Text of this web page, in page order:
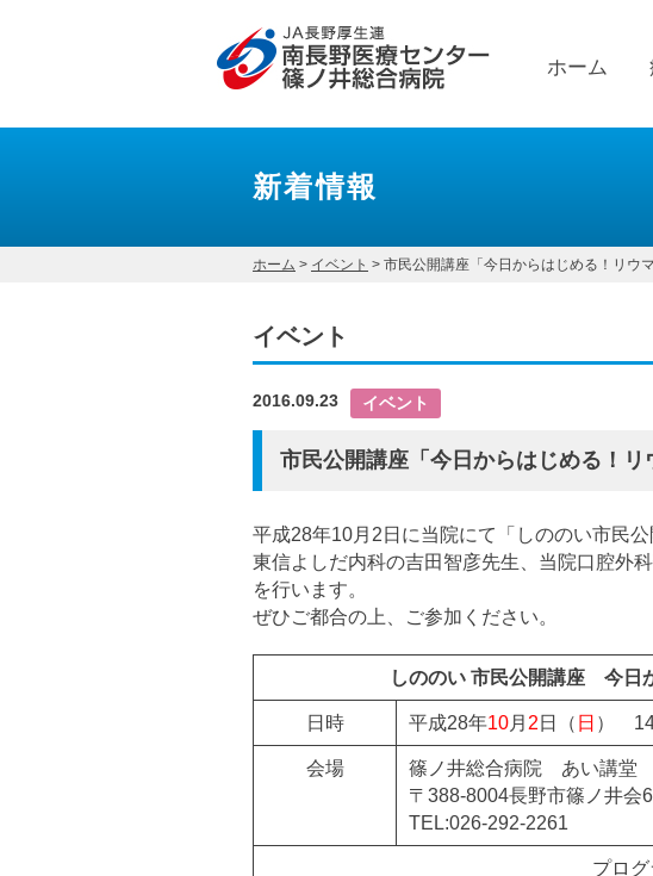
ホーム
新着情報
ホーム > イベント > 市民公開講座「今日からはじめる！リウ
イベント
2016.09.23 イベント
市民公開講座「今日からはじめる！
平成28年10月2日に当院にて「しののい市民公
東信よしだ内科の吉田智彦先生、当院口腔外
を行います。
ぜひご都合の上、ご参加ください。
しののい 市民公開講座 今日
日時 平成28年10月 2 日（ 日 ） 14
会場
篠ノ井総合病院 あい講堂
〒388-8004長野市篠ノ井会
TEL:026-292-2261
プログ